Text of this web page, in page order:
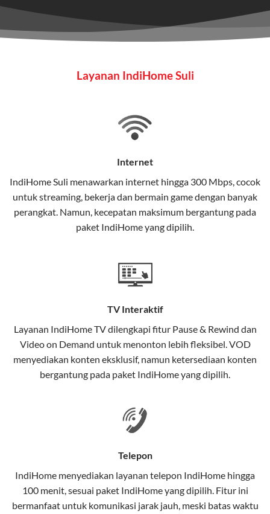
maupun individu yang membutuhkan konektivitas dan
hiburan berkualitas tinggi.
pengguna rumah dan bisnis.
stabil, dan memiliki berbagai pilihan paket IndiHome
Selain internet, layanan IndiHome juga mencakup TV
interaktif (IndiHome TV) dan telepon rumah dalam
satu paket.
Teknologi di Balik WiFi IndiHome
Wifi IndiHome menggunakan teknologi Fiber To The
menggunakan kabel serat optik hingga ke rumah
pelanggan. Teknologi ini memiliki beberapa
keunggulan:
Kecepatan Tinggi
dibandingkan kabel tembaga atau DSL.
elektromagnetik, sehingga koneksi tetap lancar.
Latensi Rendah
Layanan IndiHome Suli
Internet
IndiHome Suli menawarkan internet hingga 300 Mbps, cocok
untuk streaming, bekerja dan bermain game dengan banyak
perangkat. Namun, kecepatan maksimum bergantung pada
paket IndiHome yang dipilih.
TV Interaktif
Layanan IndiHome TVdilengkapi fitur Pause & Rewind dan
Video on Demand untuk menonton lebih fleksibel. VOD
menyediakan konten eksklusif, namun ketersediaan konten
bergantung pada paket IndiHome yang dipilih.
Telepon
IndiHome menyediakan layanan telepon IndiHome hingga
100 menit, sesuai paket IndiHome yang dipilih. Fitur ini
bermanfaat untuk komunikasi jarak jauh, meski batas waktu